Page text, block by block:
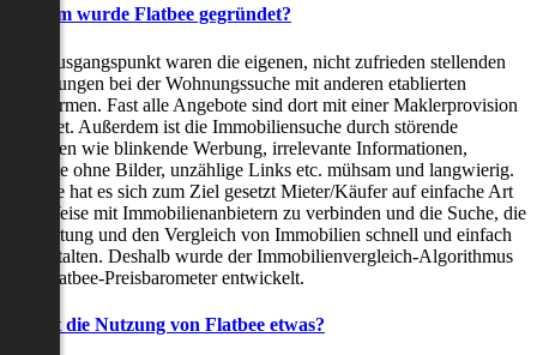
Warum wurde Flatbee gegründet?
Der Ausgangspunkt waren die eigenen, nicht zufrieden stellenden
Erfahrungen bei der Wohnungssuche mit anderen etablierten
Plattformen. Fast alle Angebote sind dort mit einer Maklerprovision
behaftet. Außerdem ist die Immobiliensuche durch störende
Faktoren wie blinkende Werbung, irrelevante Informationen,
Inserate ohne Bilder, unzählige Links etc. mühsam und langwierig.
Flatbee hat es sich zum Ziel gesetzt Mieter/Käufer auf einfache Art
und Weise mit Immobilienanbietern zu verbinden und die Suche, die
Bewertung und den Vergleich von Immobilien schnell und einfach
zu gestalten. Deshalb wurde der Immobilienvergleich-Algorithmus
und Flatbee-Preisbarometer entwickelt.
Kostet die Nutzung von Flatbee etwas?